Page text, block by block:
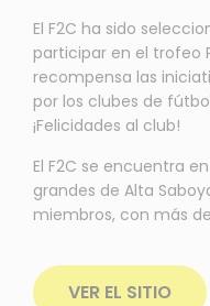
El F2C ha sido
participar en el trofeo
recompensa las
por los clubes de
¡Felicidades al club!
El F2C se encuentra
grandes de Alta
miembros, con más
VER EL SITIO